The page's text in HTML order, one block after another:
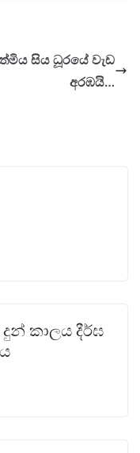
සිය ධූරයේ වැඩ
අරඹයි…
කාලය දීර්ඝ